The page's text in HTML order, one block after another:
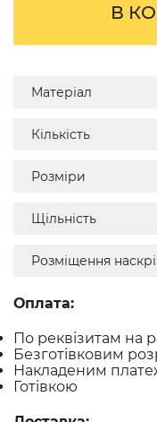
В
Матеріал
Кількість
Розміри
Щільність
Розміщення
Оплата:
По реквізитам на
Безготівковим
Накладеним
Готівкою